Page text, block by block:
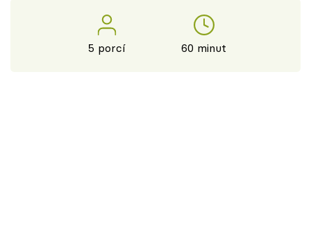
5 porcí 60 minut